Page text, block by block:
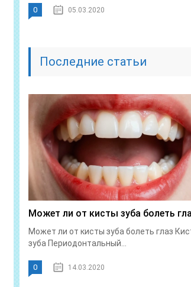
0 05.03.2020
Последние статьи
Может ли от кисты зуба болеть
Может ли от кисты зуба болеть глаз
зуба Периодонтальный...
0 14.03.2020